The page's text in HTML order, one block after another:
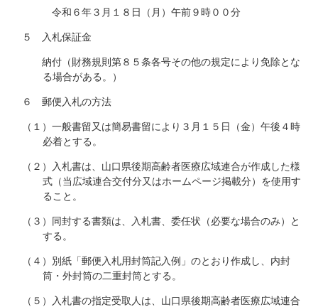
令和６年３月１８日（月）午前９時００分
５ 入札保証金
納付（財務規則第８５条各号その他の規定により免除とな
る場合がある。）
６ 郵便入札の方法
（１）一般書留又は簡易書留により３月１５日（金）午後４時
必着とする。
（２）入札書は、山口県後期高齢者医療広域連合が作成した様
式（当広域連合交付分又はホームページ掲載分）を使用す
ること。
（３）同封する書類は、入札書、委任状（必要な場合のみ）と
する。
（４）別紙「郵便入札用封筒記入例」のとおり作成し、内封
筒・外封筒の二重封筒とする。
（５）入札書の指定受取人は、山口県後期高齢者医療広域連合